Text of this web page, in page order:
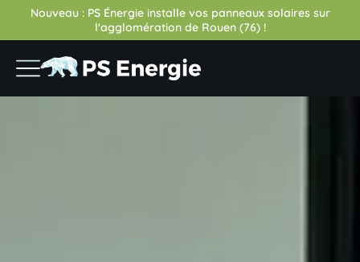
Nouveau : PS Énergie installe vos panneaux solaires sur
l'agglomération de Rouen (76) !